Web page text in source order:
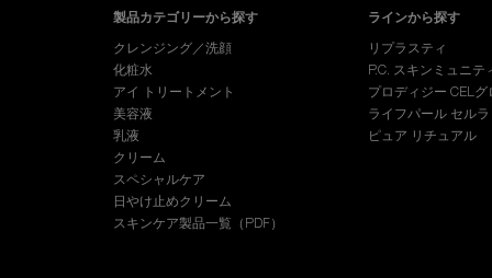
製品カテゴリーから探す
クレンジング／洗顔
化粧水
アイ トリートメント
美容液
乳液
クリーム
スペシャルケア
日やけ止めクリーム
スキンケア製品一覧（PDF）
ラインから探す
リプラスティ
P.C. スキンミュニテ
プロディジー CELグ
ライフパール セルラ
ピュア リチュアル